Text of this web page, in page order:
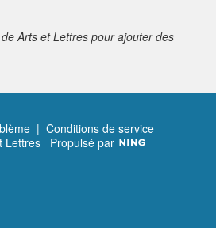
Arts et Lettres pour ajouter des
| Conditions de service
Lettres Propulsé par